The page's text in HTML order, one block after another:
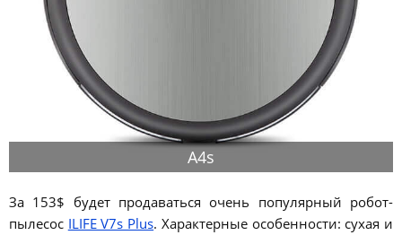
A4s
За 153$ будет продаваться очень популярный робот-
пылесос ILIFE V7s Plus. Характерные особенности: сухая и